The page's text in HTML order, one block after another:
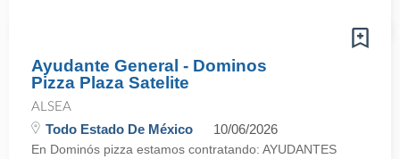
Ayudante General - Dominos
Pizza Plaza Satelite
ALSEA
Todo Estado De México 10/06/2026
En Dominós pizza estamos contratando: AYUDANTES